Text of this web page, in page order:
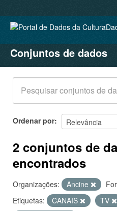
CONJUNTOS DE DADOS
ORGANIZAÇÕES
GRUPOS
SOBRE
Conjuntos de dados
Ordenar por
2 conjuntos de
encontrados
Organizações: Ancine
Etiquetas:
CANAIS TV